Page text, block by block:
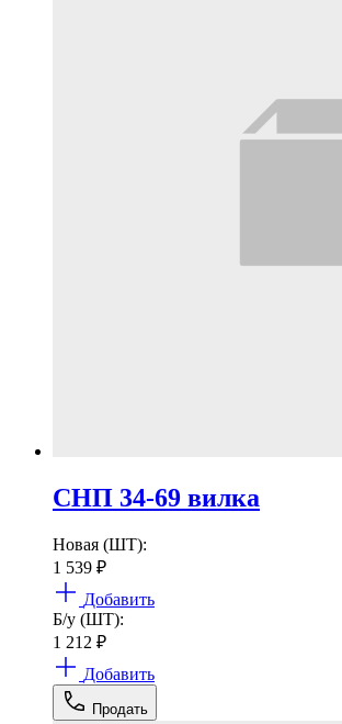
СНП 34-69 вилка
Новая (ШТ):
1 539 ₽
Добавить
Б/у (ШТ):
1 212 ₽
Добавить
Продать